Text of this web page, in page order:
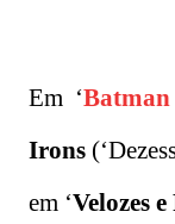
Em ‘Batman
Irons
em ‘Velozes